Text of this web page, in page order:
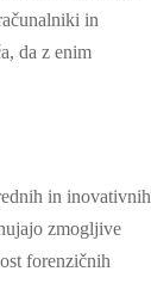
in
da z enim
in inovativnih
zmogljive
forenzičnih